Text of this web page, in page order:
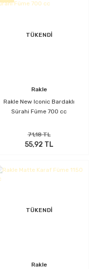
TÜKENDİ
Rakle
Rakle New Iconic Bardaklı
Sürahi Füme 700 cc
71,18 TL
55,92 TL
TÜKENDİ
Rakle